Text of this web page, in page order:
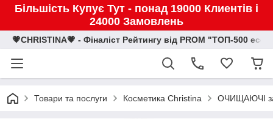
Більшість Купує Тут - понад 19000 Клиентів і
24000 Замовлень
💗CHRISTINA💗 - Фіналіст Рейтингу від PROM "ТОП-500
Товари та послуги Косметика Christina ОЧИЩАЮЧІ